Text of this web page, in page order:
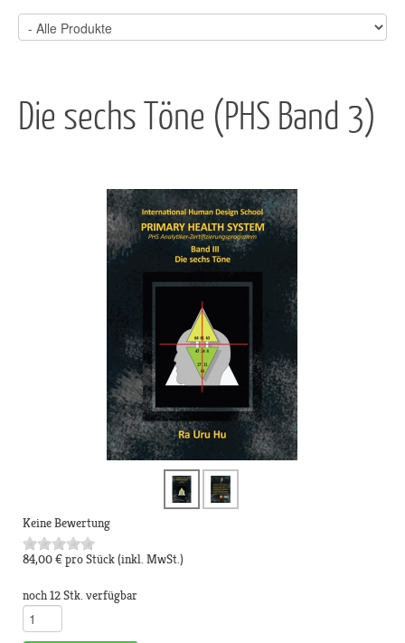
Die sechs Töne (PHS Band 3)
Keine Bewertung
84,00 €pro Stück(inkl. MwSt.)
noch 12 Stk. verfügbar